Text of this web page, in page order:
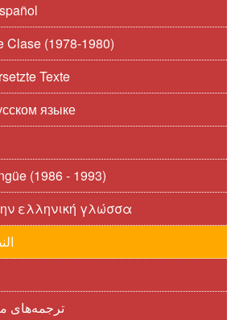
Clase (1978-1980)
Texte
языке
(1986 - 1993)
ελληνική γλώσσα
ترجمه‌های